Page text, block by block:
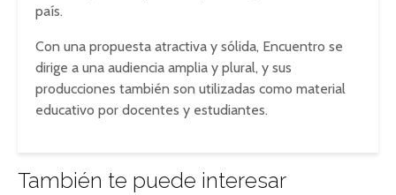
país.
Con una propuesta atractiva y sólida, Encuentro se
dirige a una audiencia amplia y plural, y sus
producciones también son utilizadas como material
educativo por docentes y estudiantes.
También te puede interesar